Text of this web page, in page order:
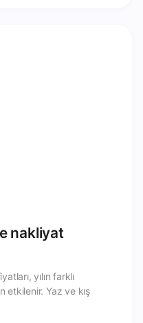
nakliyat
yılın farklı
etkilenir. Yaz ve kış